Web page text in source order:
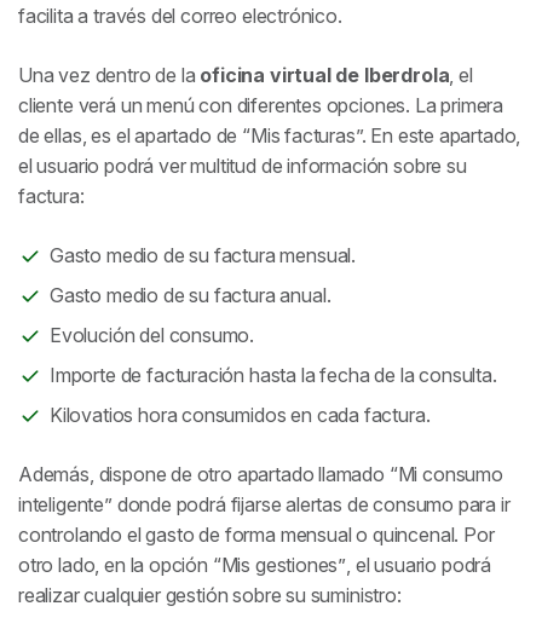
facilita a través del correo electrónico.
Una vez dentro de la oficina virtual de Iberdrola, el
cliente verá un menú con diferentes opciones. La primera
de ellas, es el apartado de “Mis facturas”. En este apartado,
el usuario podrá ver multitud de información sobre su
factura:
Gasto medio de su factura mensual.
Gasto medio de su factura anual.
Evolución del consumo.
Importe de facturación hasta la fecha de la consulta.
Kilovatios hora consumidos en cada factura.
Además, dispone de otro apartado llamado “Mi consumo
inteligente” donde podrá fijarse alertas de consumo para ir
controlando el gasto de forma mensual o quincenal. Por
otro lado, en la opción “Mis gestiones”, el usuario podrá
realizar cualquier gestión sobre su suministro: